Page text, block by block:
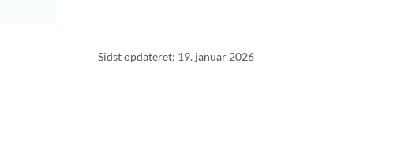
Sidst opdateret: 19. januar 2026